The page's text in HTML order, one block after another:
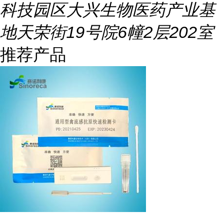
科技园区大兴生物医药产业基
地天荣街19号院6幢2层202室
推荐产品